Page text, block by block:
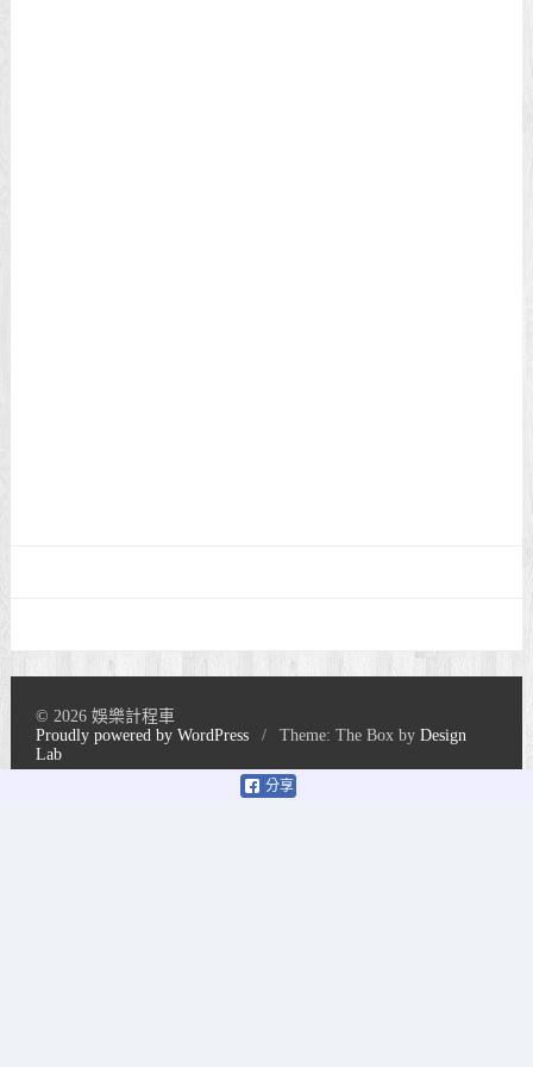
分享
© 2026 娛樂計程車
Proudly powered by WordPress
/ Theme: The Box byDesign
Lab